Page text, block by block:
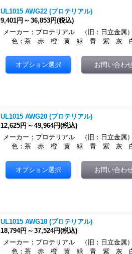
UL1015 AWG22 (プロテリアル)
9,401円 ～ 36,853円(税込)
メーカー：プロテリアル （旧：日立金属
色：茶 赤 橙 黄 緑 青 紫 灰 白 黒
UL1015 AWG20 (プロテリアル)
12,625円 ～ 49,964円(税込)
メーカー：プロテリアル （旧：日立金属
色：茶 赤 橙 黄 緑 青 紫 灰 白
UL1015 AWG18 (プロテリアル)
18,794円 ～ 37,524円(税込)
メーカー：プロテリアル （旧：日立金属
色：茶 赤 橙 黄 緑 青 紫 灰 白